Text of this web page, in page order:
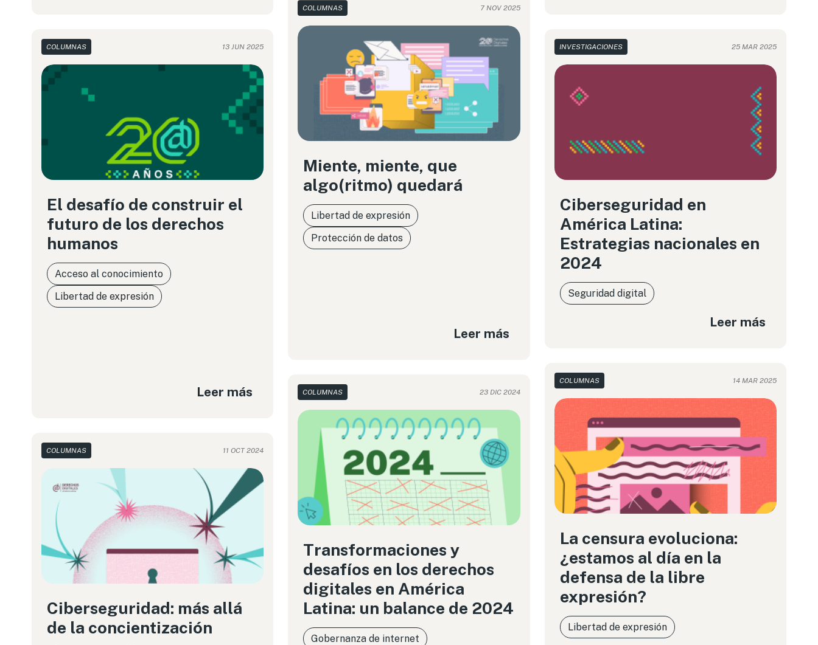
COLUMNAS 7 NOV 2025
Miente, miente, que
algo(ritmo) quedará
Libertad de expresión
Protección de datos
Leer más
COLUMNAS 13 JUN 2025
El desafío de construir el
futuro de los derechos
humanos
Acceso al conocimiento
Libertad de expresión
Leer más
INVESTIGACIONES 25 MAR 2025
Ciberseguridad en
América Latina:
Estrategias nacionales en
2024
Seguridad digital
Leer más
COLUMNAS 14 MAR 2025
La censura evoluciona:
¿estamos al día en la
defensa de la libre
expresión?
Libertad de expresión
COLUMNAS 23 DIC 2024
Transformaciones y
desafíos en los derechos
digitales en América
Latina: un balance de 2024
Gobernanza de internet
COLUMNAS 11 OCT 2024
Ciberseguridad: más allá
de la concientización